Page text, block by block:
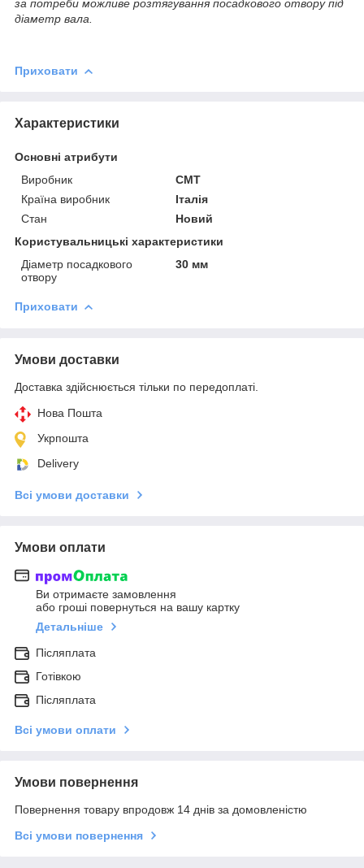
за потреби можливе розтягування посадкового отвору під
діаметр вала.
Приховати
Характеристики
Основні атрибути
Виробник
СМТ
Країна виробник
Італія
Стан
Новий
Користувальницькі характеристики
Діаметр посадкового
отвору
30 мм
Приховати
Умови доставки
Доставка здійснюється тільки по передоплаті.
Нова Пошта
Укрпошта
Delivery
Всі умови доставки
Умови оплати
Ви отримаєте замовлення
або гроші повернуться на вашу картку
Детальніше
Післяплата
Готівкою
Післяплата
Всі умови оплати
Умови повернення
Повернення товару впродовж 14 днів за домовленістю
Всі умови повернення